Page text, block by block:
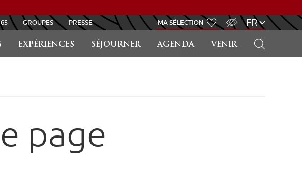
EXPÉRIENCES SÉJOURNER AGENDA VENIR
GROUPES PRESSE MA SÉLECTION FR
page